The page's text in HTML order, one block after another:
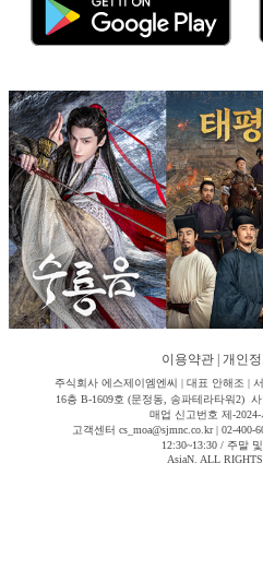
이용약관 개인
주식회사 에스제이엠엔씨 | 대표 안해조 |
16층 B-1609호 (문정동, 송파테라타워2)
매업 신고번호 제-2024-
고객센터 cs_moa@sjmnc.co.kr | 02-
12:30~13:30 / 주말
AsiaN. ALL